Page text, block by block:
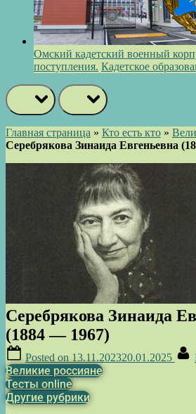
Омский кадетский военный
поступления. Кадетское
Главная страница » Кто есть кто »
Серебрякова Зинаида Евгеньевна
Серебрякова Зинаида
(1884 — 1967)
Posted on 13.11.202320.01.2025
Великие россияне
Тесты online
Другие рубрики